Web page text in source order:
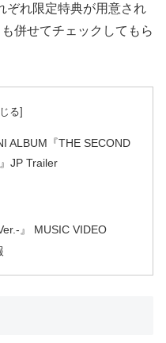
ぞれ限定特典が用意され
併せてチェックしてもら
ALBUM『THE SECOND
JP Trailer
』 MUSIC VIDEO